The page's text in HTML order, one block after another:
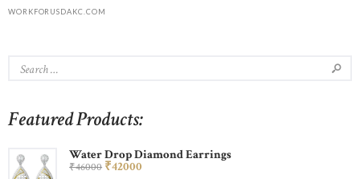
WORKFORUSDAKC.COM
Featured Products:
Water Drop Diamond Earrings
₹46000 ₹42000